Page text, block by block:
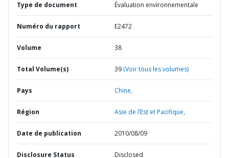
Type de document Évaluation environnementale
Numéro du rapport E2472
Volume 38
Total Volume(s) 39 (Voir tous les volumes)
Pays Chine,
Région Asie de l’Est et Pacifique,
Date de publication 2010/08/09
Disclosure Status Disclosed